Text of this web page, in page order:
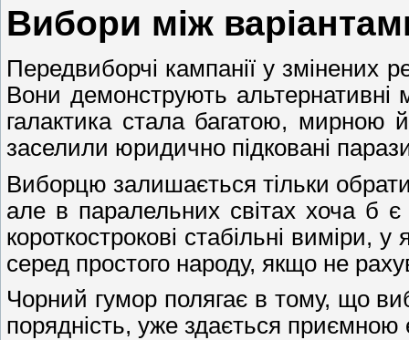
Вибори між
Передвиборчі кампанії у змінених
Вони демонструють
галактика стала багатою, мирною
заселили юридично підковані
Виборцю залишається тільки
але в паралельних світах хоча б є
короткострокові стабільні
серед простого народу, якщо не
Чорний гумор полягає в тому, що
порядність, уже здається приємною